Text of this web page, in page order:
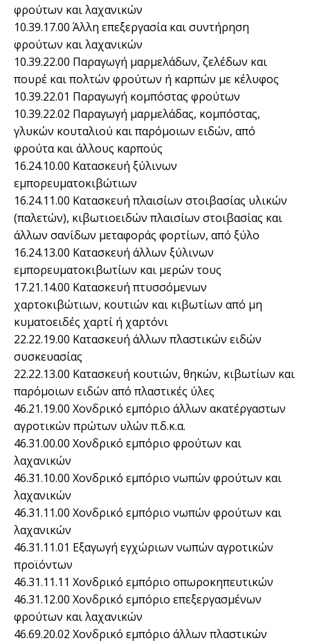
φρούτων και λαχανικών
10.39.17.00 Άλλη επεξεργασία και συντήρηση
φρούτων και λαχανικών
10.39.22.00 Παραγωγή μαρμελάδων, ζελέδων και
πουρέ και πολτών φρούτων ή καρπών με κέλυφος
10.39.22.01 Παραγωγή κομπόστας φρούτων
10.39.22.02 Παραγωγή μαρμελάδας, κομπόστας,
γλυκών κουταλιού και παρόμοιων ειδών, από
φρούτα και άλλους καρπούς
16.24.10.00 Κατασκευή ξύλινων
εμπορευματοκιβώτιων
16.24.11.00 Κατασκευή πλαισίων στοιβασίας υλικών
(παλετών), κιβωτιοειδών πλαισίων στοιβασίας και
άλλων σανίδων μεταφοράς φορτίων, από ξύλο
16.24.13.00 Κατασκευή άλλων ξύλινων
εμπορευματοκιβωτίων και μερών τους
17.21.14.00 Κατασκευή πτυσσόμενων
χαρτοκιβώτιων, κουτιών και κιβωτίων από μη
κυματοειδές χαρτί ή χαρτόνι
22.22.19.00 Κατασκευή άλλων πλαστικών ειδών
συσκευασίας
22.22.13.00 Κατασκευή κουτιών, θηκών, κιβωτίων και
παρόμοιων ειδών από πλαστικές ύλες
46.21.19.00 Χονδρικό εμπόριο άλλων ακατέργαστων
αγροτικών πρώτων υλών π.δ.κ.α.
46.31.00.00 Χονδρικό εμπόριο φρούτων και
λαχανικών
46.31.10.00 Χονδρικό εμπόριο νωπών φρούτων και
λαχανικών
46.31.11.00 Χονδρικό εμπόριο νωπών φρούτων και
λαχανικών
46.31.11.01 Εξαγωγή εγχώριων νωπών αγροτικών
προϊόντων
46.31.11.11 Χονδρικό εμπόριο οπωροκηπευτικών
46.31.12.00 Χονδρικό εμπόριο επεξεργασμένων
φρούτων και λαχανικών
46.69.20.02 Χονδρικό εμπόριο άλλων πλαστικών